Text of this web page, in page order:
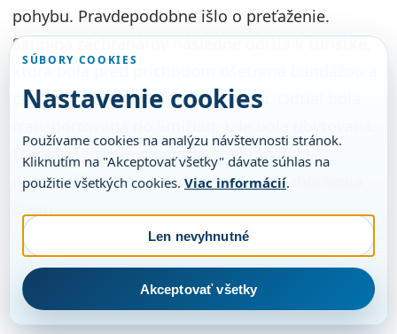
pohybu. Pravdepodobne išlo o preťaženie.
Skupina záchranárov následne odišla k turistke,
ktorá bola pred príchodom ošetrená bandážou a
čakala v reštaurácii na Kláštorisku. Odtiaľ bola
Ďaľšie ošetrenie odmietla, záchranári jej
doporučili návštevu lekára v prípade zhoršenia
SÚBORY COOKIES
Nastavenie cookies
Používame cookies na analýzu návštevnosti stránok.
Kliknutím na "Akceptovať všetky" dávate súhlas na
použitie všetkých cookies. Viac informácií.
Len nevyhnutné
Akceptovať všetky